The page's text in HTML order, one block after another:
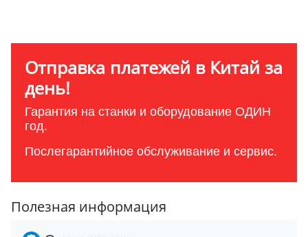
Отправка платежей в Китай за
день!
Гарантия на станки и оборудование ОДИН
год.
Послегарантийное обслуживание и сервис.
Полезная информация